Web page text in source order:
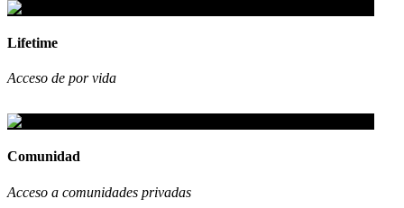
Lifetime
Acceso de por vida
Comunidad
Acceso a comunidades privadas